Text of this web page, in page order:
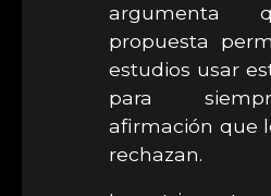
argumenta
propuesta
estudios usar
para
afirmación que
rechazan.